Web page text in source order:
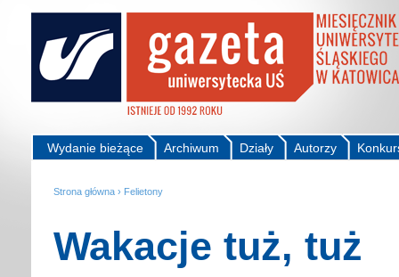
Autorzy
Działy
Archiwum
Wydanie bieżące
Strona główna › Felietony
Wakacje tuż, tuż